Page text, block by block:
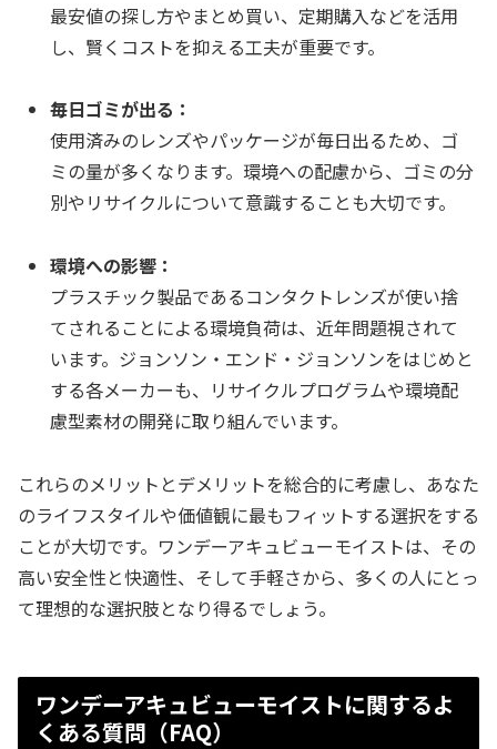
最安値の探し方やまとめ買い、定期購入などを活用
し、賢くコストを抑える工夫が重要です。
毎日ゴミが出る：
使用済みのレンズやパッケージが毎日出るため、ゴ
ミの量が多くなります。環境への配慮から、ゴミの分
別やリサイクルについて意識することも大切です。
環境への影響：
プラスチック製品であるコンタクトレンズが使い捨
てされることによる環境負荷は、近年問題視されて
います。ジョンソン・エンド・ジョンソンをはじめと
する各メーカーも、リサイクルプログラムや環境配
慮型素材の開発に取り組んでいます。
これらのメリットとデメリットを総合的に考慮し、あなた
のライフスタイルや価値観に最もフィットする選択をする
ことが大切です。ワンデーアキュビューモイストは、その
高い安全性と快適性、そして手軽さから、多くの人にとっ
て理想的な選択肢となり得るでしょう。
ワンデーアキュビューモイストに関するよ
くある質問（FAQ）